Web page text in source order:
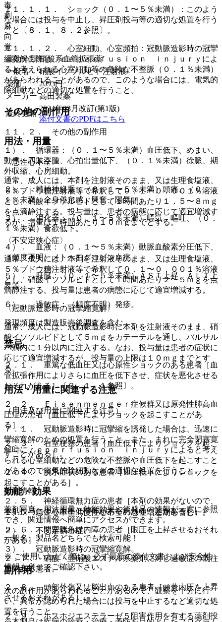
１１．１．１． ショック（０．１〜５％未満）：このよう
な場合には投与を中止し、昇圧剤投与等の適切な処置を行う
こと〔８．１、８．２参照〕。
１１．１．２． 心室細動、心室頻拍：冠動脈造影時の冠攣
縮寛解に際し、ｒｅｐｅｒｆｕｓｉｏｎ ｉｎｊｕｒｙによ
ると考えられる心室細動等の危険な不整脈（０．１％未満）
があらわれることがあるので、このような場合には、電気的
除細動などの適切な処置を行うこと。
その他の副作用
１１．２． その他の副作用
１）． 循環器：（０．１〜５％未満）血圧低下、めまい、
動悸、四肢浮腫、心拍出量低下、（０．１％未満）徐脈、期
外収縮、心房細動。
２）． 精神神経系：（０．１〜５％未満）頭痛、（０．
１％未満）全身倦怠感、興奮、陽気。
３）． 消化器：（０．１〜５％未満）嘔気、嘔吐、（０．
１％未満）食欲低下。
４）． 血液：（０．１〜５％未満）動脈血酸素分圧低下、
（頻度不明）メトヘモグロビン血症。
５）． 肝臓：（０．１〜５％未満）ＡＳＴ上昇、ＡＬＴ上
昇等。
６）． 過敏症：（頻度不明）発疹。
発現頻度は製造販売後調査を含む。
禁忌
２．１． 重篤な低血圧又は心原性ショックのある患者［血
管拡張作用によりさらに血圧を低下させ、症状を悪化させる
おそれがある］〔９．１．１参照〕。
２．２． Ｅｉｓｅｎｍｅｎｇｅｒ症候群又は原発性肺高血
圧症の患者［血圧低下によりショックを起こすことがあ
る］。
２．３． 右室梗塞の患者［血圧低下によりショックを起こ
すことがある］。
２．４． 脱水症状のある患者［血圧低下によりショックを
起こすことがある］。
２．５． 神経循環無力症の患者［本剤の効果がないので、
本剤投与により血圧低下等があらわれることがある］。
２．６． 閉塞隅角緑内障の患者［眼圧を上昇させるおそれ
がある］。
２．７． 硝酸・亜硝酸エステル系薬剤に対し過敏症の既往
歴のある患者。
２．８． 頭部外傷又は脳出血のある患者［頭蓋内圧を上昇
させるおそれがある］。
２．９． ホスホジエステラーゼ５阻害作用を有する薬剤投
毒
劇
麻
向
覚
薬効分類 硝酸系血管拡張薬
一般名
硝酸イソソルビド注射液
薬価
2095円
メーカー 高田製薬
最終更新
2024年03月改訂(第1版)
添付文書のPDFはこちら
用法・用量
〈急性心不全〉
通常、成人には、本剤を注射液そのまま、又は生理食塩液、
５％ブドウ糖注射液等で希釈して０．１〜０．００１％溶液
とし、硝酸イソソルビドとして１時間あたり１．５〜８ｍｇ
を点滴静注する。投与量は、患者の病態に応じて適宜増減す
るが、増量は１時間あたり１０ｍｇまでとする。
〈不安定狭心症〉
通常、成人には、本剤を注射液そのまま、又は生理食塩液、
５％ブドウ糖注射液等で希釈して０．１〜０．００１％溶液
とし、硝酸イソソルビドとして１時間あたり２〜５ｍｇを点
滴静注する。投与量は患者の病態に応じて適宜増減する。
〈冠動脈造影時の冠攣縮寛解〉
通常、成人には、冠動脈造影時に本剤を注射液そのまま、硝
酸イソソルビドとして５ｍｇをカテーテルを通し、バルサル
バ洞内に１分以内に注入する。なお、投与量は患者の症状に
応じて適宜増減するが、投与量の上限は１０ｍｇまでとす
る。
用法・用量に関連する注意
（用法及び用量に関連する注意）
７．１． 冠動脈造影時に冠攣縮を誘発した場合は、迅速に
攣縮寛解のための処置を行うこと。また、まれに完全閉塞寛
解時にｒｅｐｅｒｆｕｓｉｏｎ ｉｎｊｕｒｙによると考え
られる心室細動などの危険な不整脈や血圧低下を起こすこと
があるので電気的除細動などの適切な処置を行うこと。
効能・効果
１）． 急性心不全（慢性心不全の急性増悪期を含む）。
２）． 不安定狭心症。
３）． 冠動脈造影時の冠攣縮寛解。
副作用
次の副作用があらわれることがあるので、観察を十分に行
い、異常が認められた場合には投与を中止するなど適切な処
置を行うこと。
薬剤情報
薬剤写真、用法用量、効能効果や後発品の情報が一度に参照
でき、関連情報へ簡単にアクセスができます。
一般名、製品名どちらでも検索可能！
※ ご使用いただく際に、必ず最新の添付文書および安全性
情報も併せてご確認下さい。